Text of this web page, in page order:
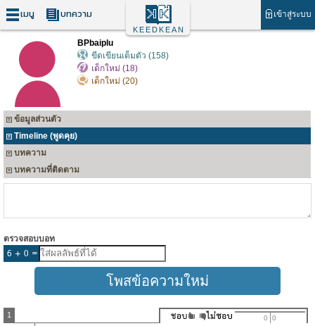
เมนู บทความ เข้าสู่ระบบ
KEEDKEAN
BPbaiplu
ขีดเขียนเต็มตัว (158)
เด็กใหม่ (18)
เด็กใหม่ (20)
ข้อมูลส่วนตัว
Timeline (พูดคุย)
บทความ
บทความที่ติดตาม
ตรวจสอบบอท
1 0 0